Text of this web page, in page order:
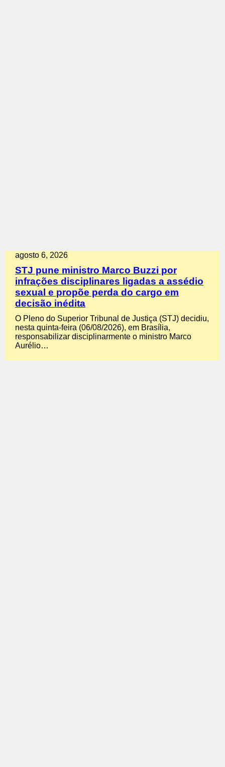
agosto 6, 2026
STJ pune ministro Marco Buzzi por
infrações disciplinares ligadas a assédio
sexual e propõe perda do cargo em
decisão inédita
O Pleno do Superior Tribunal de Justiça (STJ) decidiu,
nesta quinta-feira (06/08/2026), em Brasília,
responsabilizar disciplinarmente o ministro Marco
Aurélio…